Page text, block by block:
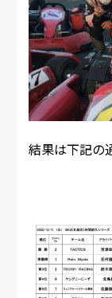
結果は下記